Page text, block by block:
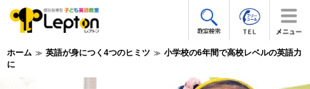
ホーム 英語が身につく4つのヒミツ
小学校の6年間で高校レベルの英語力
に